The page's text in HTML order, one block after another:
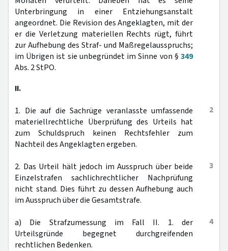
Unterbringung in einer Entziehungsanstalt
angeordnet. Die Revision des Angeklagten, mit der
er die Verletzung materiellen Rechts rügt, führt
zur Aufhebung des Straf- und Maßregelausspruchs;
im Übrigen ist sie unbegründet im Sinne von § 349
Abs. 2 StPO.
II.
2
1. Die auf die Sachrüge veranlasste umfassende
materiellrechtliche Überprüfung des Urteils hat
zum Schuldspruch keinen Rechtsfehler zum
Nachteil des Angeklagten ergeben.
3
2. Das Urteil hält jedoch im Ausspruch über beide
Einzelstrafen sachlichrechtlicher Nachprüfung
nicht stand. Dies führt zu dessen Aufhebung auch
im Ausspruch über die Gesamtstrafe.
4
a) Die Strafzumessung im Fall II. 1. der
Urteilsgründe begegnet durchgreifenden
rechtlichen Bedenken.